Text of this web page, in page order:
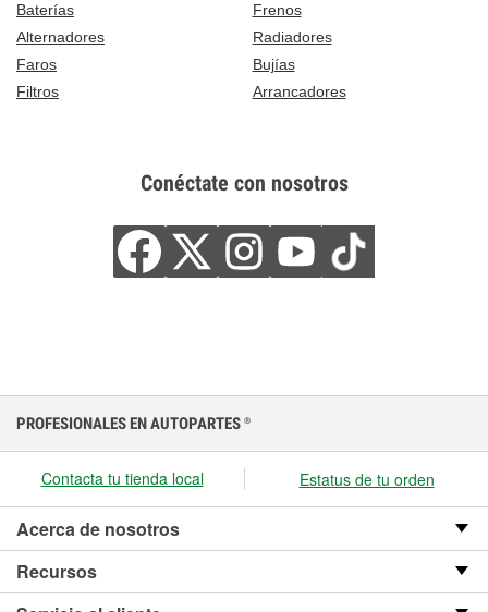
Baterías
Frenos
Alternadores
Radiadores
Faros
Bujías
Filtros
Arrancadores
Conéctate con nosotros
PROFESIONALES EN AUTOPARTES ®
Contacta tu tienda local Estatus de tu orden
Acerca de nosotros
Recursos